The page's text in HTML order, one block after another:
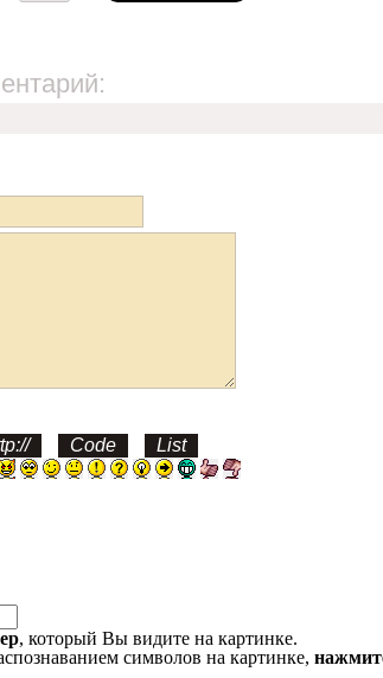
, который Вы видите на картинке.
символов на картинке,